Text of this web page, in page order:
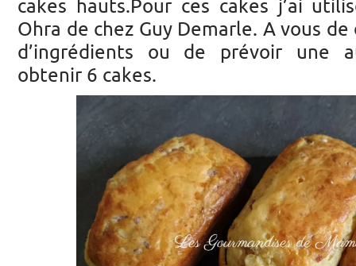
cakes hauts.Pour ces cakes j’ai
Ohra de chez Guy Demarle. A vous
d’ingrédients ou de prévoir une
obtenir 6 cakes.